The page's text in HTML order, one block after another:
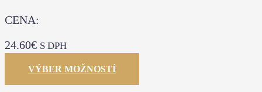
CENA:
24.60€ S DPH
VÝBER MOŽNOSTÍ